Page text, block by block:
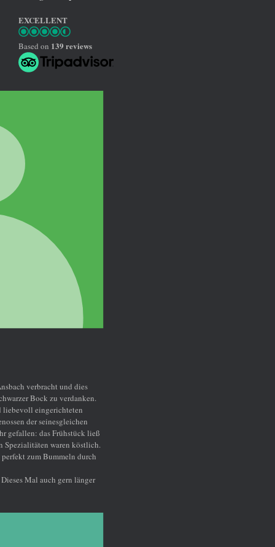
EXCELLENT
Based on 139 reviews
ließ